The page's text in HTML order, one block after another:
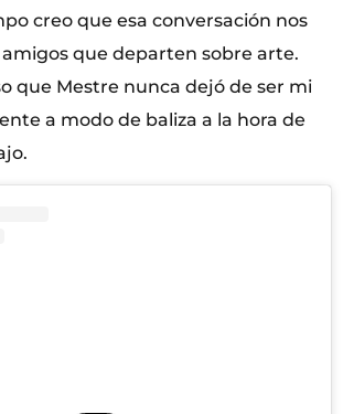
creo que esa conversación nos
que departen sobre arte.
que Mestre nunca dejó de ser mi
a modo de baliza a la hora de